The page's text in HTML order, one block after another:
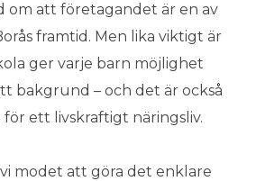
om att företagandet är en av
framtid. Men lika viktigt är
ger varje barn möjlighet
bakgrund – och det är också
ett livskraftigt näringsliv.
modet att göra det enklare